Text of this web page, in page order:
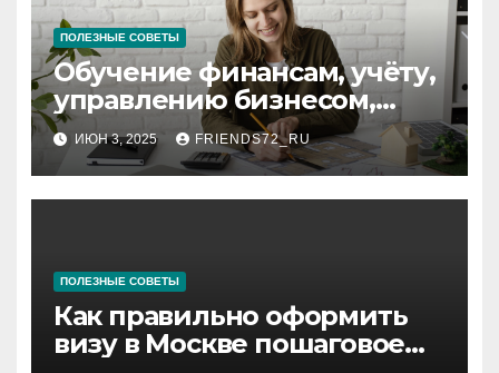
ПОЛЕЗНЫЕ СОВЕТЫ
Обучение финансам, учёту,
управлению бизнесом,
аудиту и
программированию:
ключевые аспекты
ИЮН 3, 2025 FRIENDS72_RU
ПОЛЕЗНЫЕ СОВЕТЫ
Как правильно оформить
визу в Москве пошаговое